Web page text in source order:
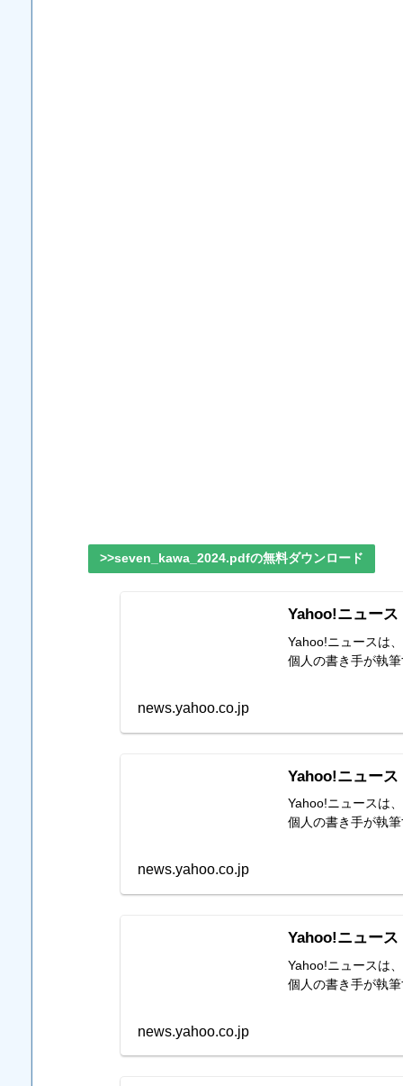
>>seven_kawa_2024.pdfの無料ダウンロード
Yahoo!ニュース
Yahoo!ニュースは
個人の書き手が執
news.yahoo.co.jp
Yahoo!ニュース
Yahoo!ニュースは
個人の書き手が執
news.yahoo.co.jp
Yahoo!ニュース
Yahoo!ニュースは
個人の書き手が執
news.yahoo.co.jp